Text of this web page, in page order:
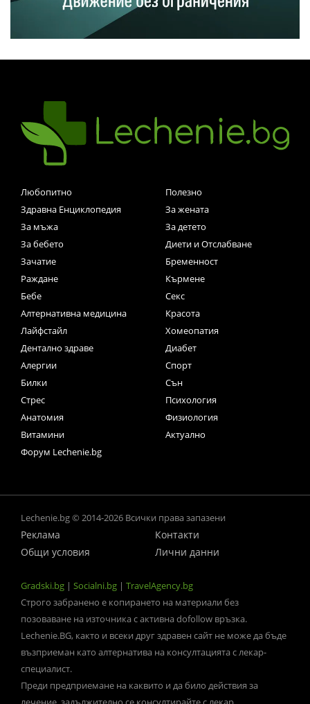
Любопитно
Полезно
Здравна Енциклопедия
За жената
За мъжа
За детето
За бебето
Диети и Отслабване
Зачатие
Бременност
Раждане
Кърмене
Бебе
Секс
Алтернативна медицина
Красота
Лайфстайл
Хомеопатия
Дентално здраве
Диабет
Алергии
Спорт
Билки
Сън
Стрес
Психология
Анатомия
Физиология
Витамини
Актуално
Форум Lechenie.bg
Lechenie.bg © 2014-2026 Всички права запазени
Реклама
Контакти
Общи условия
Лични данни
Gradski.bg | Socialni.bg | TravelAgency.bg
Строго забранено е копирането на материали без
позоваване на източника с активна dofollow връзка.
Lechenie.BG, както и всеки друг здравен сайт не може да бъде
възприеман като алтернатива на консултацията с лекар-
специалист.
Преди предприемане на каквито и да било действия за